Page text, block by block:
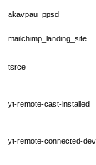
akavpau_ppsd
mailchimp_landing_site
tsrce
yt-remote-cast-installed
yt-remote-connected-